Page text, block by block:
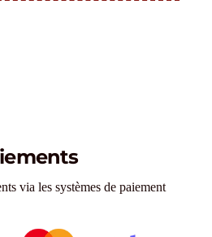
via les systèmes de paiement